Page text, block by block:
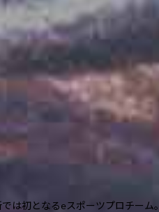
は初となるeスポーツプロチーム。